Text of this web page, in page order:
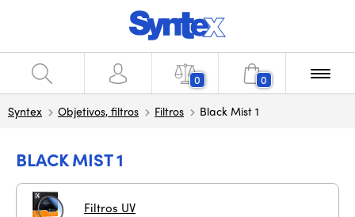
0 0
Syntex Objetivos, filtros Filtros Black Mist 1
BLACK MIST 1
Filtros UV